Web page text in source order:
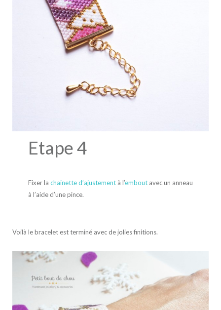
Etape 4
Fixer la chainette d’ajustementà l’emboutavec un anneau
à l’aide d’une pince.
Voilà le bracelet est terminé avec de jolies finitions.